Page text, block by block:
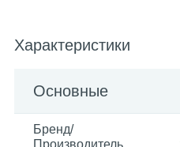
Характеристики
Основные
Бренд/
Производитель